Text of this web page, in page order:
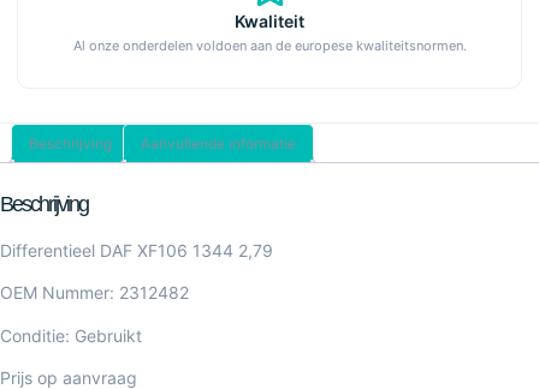
Kwaliteit
Al onze onderdelen voldoen aan de europese kwaliteitsnormen.
Beschrijving Aanvullende informatie
Beschrijving
Differentieel DAF XF106 1344 2,79
OEM Nummer: 2312482
Conditie: Gebruikt
Prijs op aanvraag